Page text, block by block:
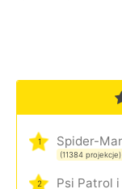
1
(11384 projekcje)
2 Psi Patrol